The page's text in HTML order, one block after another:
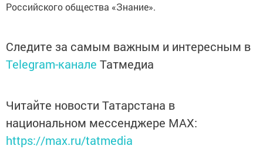
Российского общества «Знание».
Следите за самым важным и интересным в
Telegram-канале Татмедиа
Читайте новости Татарстана в
национальном мессенджере MАХ:
https://max.ru/tatmedia